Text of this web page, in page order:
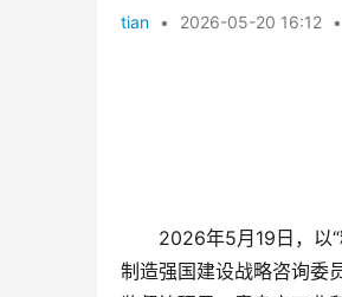
tian • 2026-05-20 16:12 •
2026年5月19日，以
制造强国建设战略咨询委